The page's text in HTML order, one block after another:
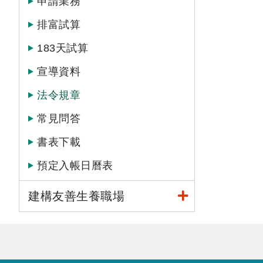
排富試算
183天試算
宣導資料
法令規章
常見問答
書表下載
預定入帳日曆表
建構友善生養職場